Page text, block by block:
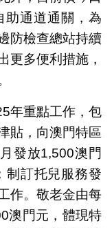
助通道通關，為
防檢查總站持續
更多便利措施，
年重點工作，包
貼，向澳門特區
發放1,500澳門
制訂托兒服務發
作。敬老金由每
澳門元，體現特